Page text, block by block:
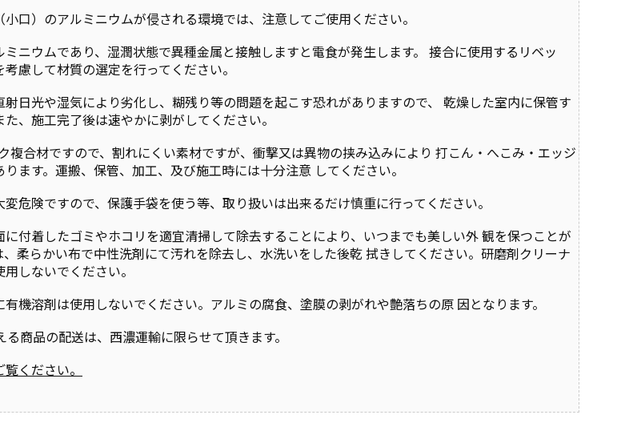
口）のアルミニウムが侵される環境では、注意してご使用ください。
ニウムであり、湿潤状態で異種金属と接触しますと電食が発生します。 接合に使用するリベッ
慮して材質の選定を行ってください。
日光や湿気により劣化し、糊残り等の問題を起こす恐れがありますので、 乾燥した室内に保管す
、施工完了後は速やかに剥がしてください。
複合材ですので、割れにくい素材ですが、衝撃又は異物の挟み込みにより 打こん・へこみ・エッジ
ます。運搬、保管、加工、及び施工時には十分注意 してください。
危険ですので、保護手袋を使う等、取り扱いは出来るだけ慎重に行ってください。
付着したゴミやホコリを適宜清掃して除去することにより、いつまでも美しい外 観を保つことが
柔らかい布で中性洗剤にて汚れを除去し、水洗いをした後乾 拭きしてください。研磨剤クリーナ
しないでください。
機溶剤は使用しないでください。アルミの腐食、塗膜の剥がれや艶落ちの原 因となります。
商品の配送は、西濃運輸に限らせて頂きます。
ください。